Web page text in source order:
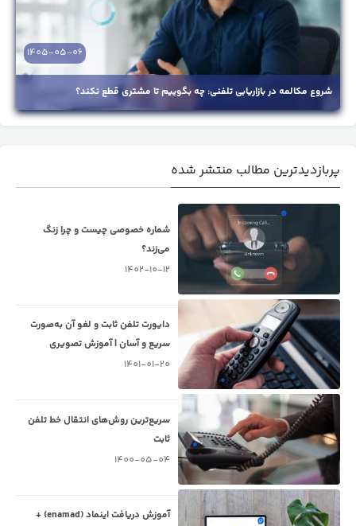
شروع مکالمه در بازاریابی تلفنی: چه بگوییم تا مشتری قطع نکند؟
1405-05-06
پربازدیدترین مطالب منتشر شده
شماره خصوصی چیست و چرا زنگ
می‌زند؟
1402-10-12
دایورت تلفن ثابت و لغو آن به‌صورت
سریع و آسان | آموزش تصویری
1401-01-20
سریع‌ترین روش‌های انتقال خط تلفن
ثابت
1400-05-04
آموزش دریافت اینماد (enamad) +